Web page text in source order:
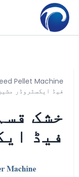
Pellet Machine
فیڈ ایکسٹروڈر
خشک
فیڈ